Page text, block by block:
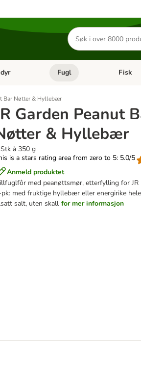
Søk
etter
produkter
Katt Åpne kategorimeny: Små
Fugl Åpne
Fisk
Bar Nøtter & Hyllebær
Garden Peanut
& Hyllebær
à 350 g
is a stars rating area from zero to 5: 5.0/5
Anmeld produktet
med peanøttsmør, etterfylling for JR
med fruktige hyllebær eller energirike
salt, uten skall for mer informasjon